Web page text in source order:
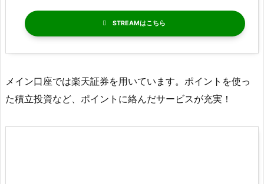
STREAM
メイン口座では楽天証券を用いています。ポイントを使っ
た積立投資など、ポイントに絡んだサービスが充実！